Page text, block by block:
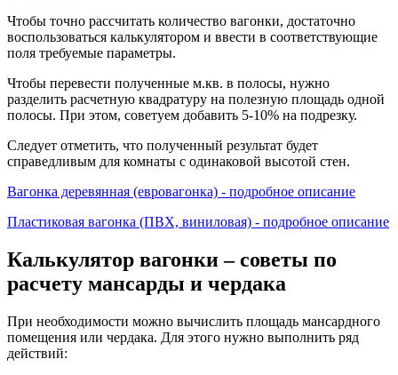
Чтобы точно рассчитать количество вагонки, достаточно
воспользоваться калькулятором и ввести в соответствующие
поля требуемые параметры.
Чтобы перевести полученные м.кв. в полосы, нужно
разделить расчетную квадратуру на полезную площадь одной
полосы. При этом, советуем добавить 5-10% на подрезку.
Следует отметить, что полученный результат будет
справедливым для комнаты с одинаковой высотой стен.
Вагонка деревянная (евровагонка) - подробное описание
Пластиковая вагонка (ПВХ, виниловая) - подробное описание
Калькулятор вагонки – советы по
расчету мансарды и чердака
При необходимости можно вычислить площадь мансардного
помещения или чердака. Для этого нужно выполнить ряд
действий: